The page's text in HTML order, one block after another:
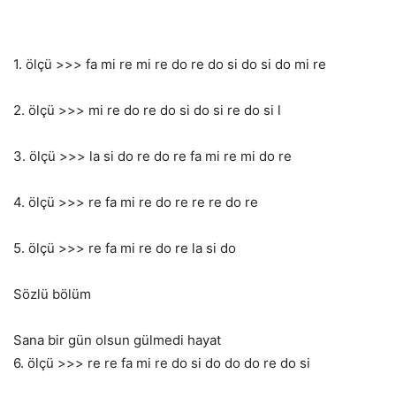
1. ölçü >>> fa mi re mi re do re do si do si do mi re
2. ölçü >>> mi re do re do si do si re do si l
3. ölçü >>> la si do re do re fa mi re mi do re
4. ölçü >>> re fa mi re do re re re do re
5. ölçü >>> re fa mi re do re la si do
Sözlü bölüm
Sana bir gün olsun gülmedi hayat
6. ölçü >>> re re fa mi re do si do do do re do si